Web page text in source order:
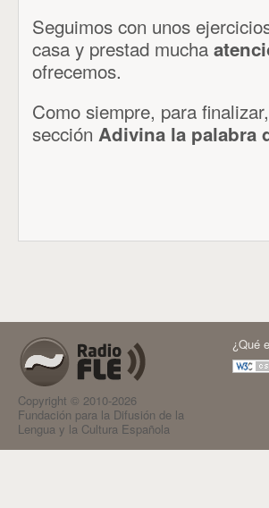
Seguimos con unos
casa y prestad mucha
ofrecemos.
Como siempre, para
sección Adivina la palabra
Copyright © 2010-2026
Fundación para la Difusión de la
Lengua y la Cultura Española
¿Qué